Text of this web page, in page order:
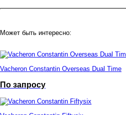
Может быть интересно:
Vacheron Constantin Overseas Dual Time
По запросу